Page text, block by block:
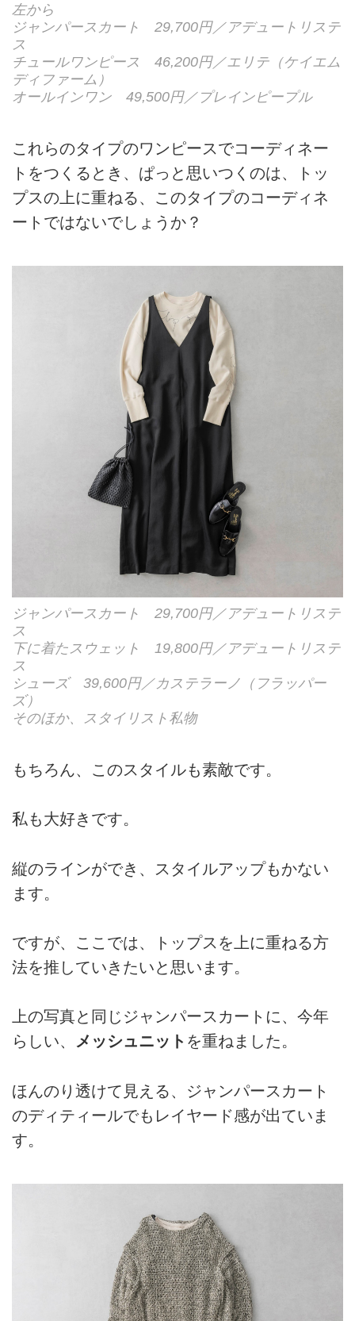
左から
ジャンパースカート 29,700円／アデュートリステ
ス
チュールワンピース 46,200円／エリテ（ケイエム
ディファーム）
オールインワン 49,500円／プレインピープル
これらのタイプのワンピースでコーディネー
トをつくるとき、ぱっと思いつくのは、トッ
プスの上に重ねる、このタイプのコーディネ
ートではないでしょうか？
ジャンパースカート 29,700円／アデュートリステ
ス
下に着たスウェット 19,800円／アデュートリステ
ス
シューズ 39,600円／カステラーノ（フラッパー
ズ）
そのほか、スタイリスト私物
もちろん、このスタイルも素敵です。
私も大好きです。
縦のラインができ、スタイルアップもかない
ます。
ですが、ここでは、トップスを上に重ねる方
法を推していきたいと思います。
上の写真と同じジャンパースカートに、今年
らしい、
メッシュニット を重ねました。
ほんのり透けて見える、ジャンパースカート
のディティールでもレイヤード感が出ていま
す。